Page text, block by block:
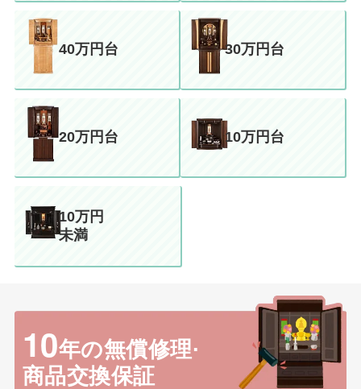
40万円台 30万円台
20万円台 10万円台
10万円
未満
10年の無償修理·
商品交換保証